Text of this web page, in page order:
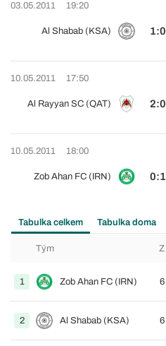
03.05.2011 19:20
Al Shabab (KSA) 1:0
10.05.2011 17:50
Al Rayyan SC (QAT) 2:0
10.05.2011 18:00
Zob Ahan FC (IRN) 0:1
Tabulka celkem Tabulka doma
Tým Z
1 Zob Ahan FC (IRN) 6
2 Al Shabab (KSA) 6